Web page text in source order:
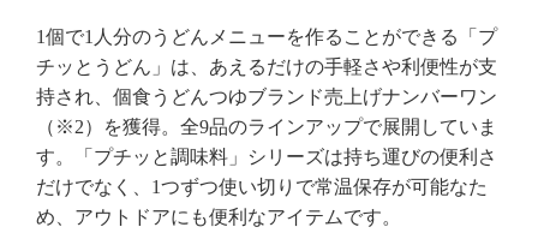
1個で1人分のうどんメニューを作ることができる「プ
チッとうどん」は、あえるだけの手軽さや利便性が支
持され、個食うどんつゆブランド売上げナンバーワン
（※2）を獲得。全9品のラインアップで展開していま
す。「プチッと調味料」シリーズは持ち運びの便利さ
だけでなく、1つずつ使い切りで常温保存が可能なた
め、アウトドアにも便利なアイテムです。